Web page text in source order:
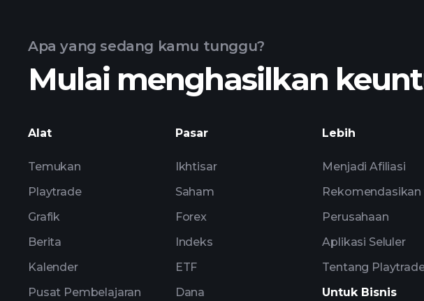
Apa yang sedang kamu tunggu?
Mulai menghasilkan
Alat
Temukan
Playtrade
Grafik
Berita
Kalender
Pusat Pembelajaran
Pasar
Ikhtisar
Saham
Forex
Indeks
ETF
Dana
Lebih
Menjadi Afiliasi
Perusahaan
Aplikasi Seluler
Tentang
Untuk Bisnis